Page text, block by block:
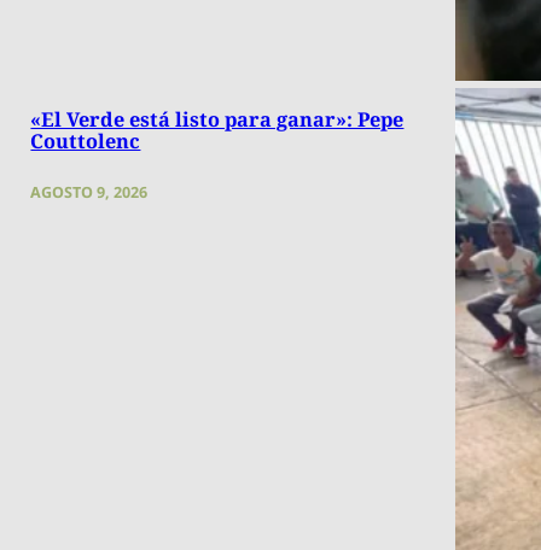
«El Verde está listo para ganar»: Pepe
Couttolenc
AGOSTO 9, 2026